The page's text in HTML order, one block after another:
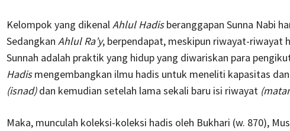
Kelompok yang dikenalAhlul Hadisberanggapan Sunna Nabi
Sedangkan Ahlul Ra’y, berpendapat, meskipun riwayat-riwayat
Sunnah adalah praktik yang hidup yang diwariskan para
Hadismengembangkan ilmu hadis untuk meneliti kapasitas
(isnad)dan kemudian setelah lama sekali baru isi riwayat
Maka, munculah koleksi-koleksi hadis oleh Bukhari (w. 870),